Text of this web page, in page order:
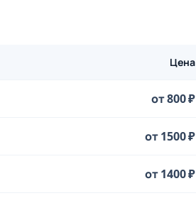
Цена
от 800 ₽
от 1500 ₽
от 1400 ₽